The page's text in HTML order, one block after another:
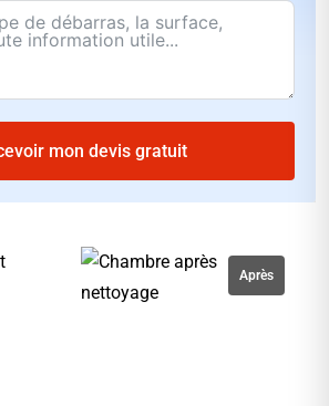
mon devis gratuit
Après